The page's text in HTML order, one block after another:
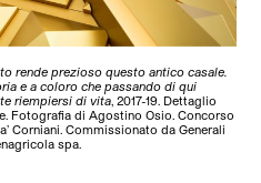
rende prezioso questo antico casale.
e a coloro che passando di qui
riempiersi di vita, 2017-19. Dettaglio
Fotografia di Agostino Osio. Concorso
Corniani. Commissionato da Generali
spa.